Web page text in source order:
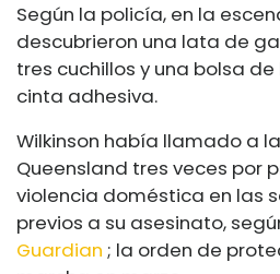
Según la policía, en la
descubrieron una lata de
tres cuchillos y una bolsa
cinta adhesiva.
Wilkinson había llamado a
Queensland tres veces por
violencia doméstica en las
previos a su asesinato,
Guardian ; la orden de